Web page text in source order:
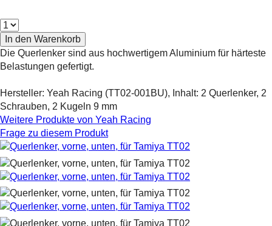
Die Querlenker sind aus hochwertigem Aluminium für härteste
Belastungen gefertigt.
Hersteller: Yeah Racing (TT02-001BU), Inhalt: 2 Querlenker, 2
Schrauben, 2 Kugeln 9 mm
Weitere Produkte von Yeah Racing
Frage zu diesem Produkt